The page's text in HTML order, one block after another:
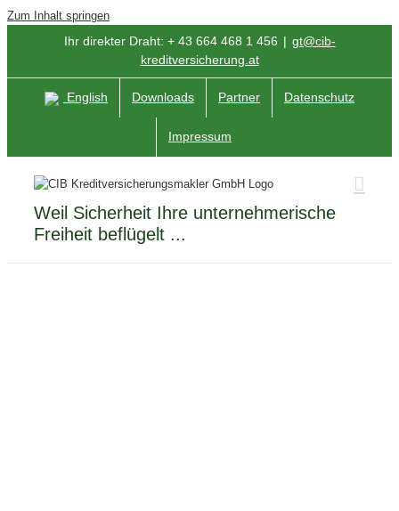
Zum Inhalt springen
Ihr direkter Draht: + 43 664 468 1 456 | gt@cib-
kreditversicherung.at
English Downloads Partner Datenschutz
Impressum
Weil Sicherheit Ihre unternehmerische
Freiheit beflügelt ...